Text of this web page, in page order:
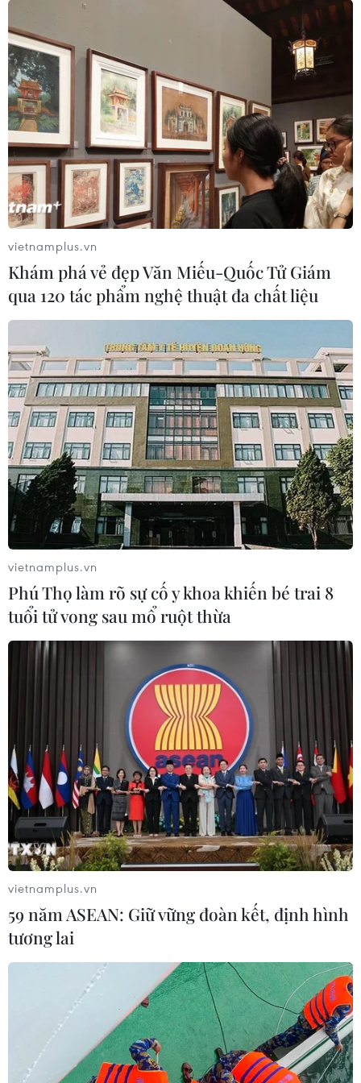
TIN CÙNG CHUYÊN MỤC
Cơ cấu lại vốn nhà nước tại doanh
nghiệp gắn với mục tiêu tăng trưởng
hai con số
07/08/2026 13:16
Bộ Tài chính: Thống nhất bốn
vietnamplus.vn
Khám phá vẻ đẹp Văn Miếu-Quốc Tử Giám
qua 120 tác phẩm nghệ thuật đa chất liệu
vietnamplus.vn
Phú Thọ làm rõ sự cố y khoa khiến bé trai 8
tuổi tử vong sau mổ ruột thừa
vietnamplus.vn
59 năm ASEAN: Giữ vững đoàn kết, định hình
tương lai